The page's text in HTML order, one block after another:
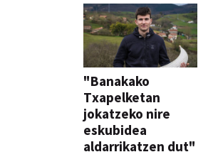
"Banakako
Txapelketan
jokatzeko nire
eskubidea
aldarrikatzen dut"